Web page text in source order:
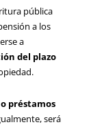
pública
a los
a
del plazo
préstamos
será